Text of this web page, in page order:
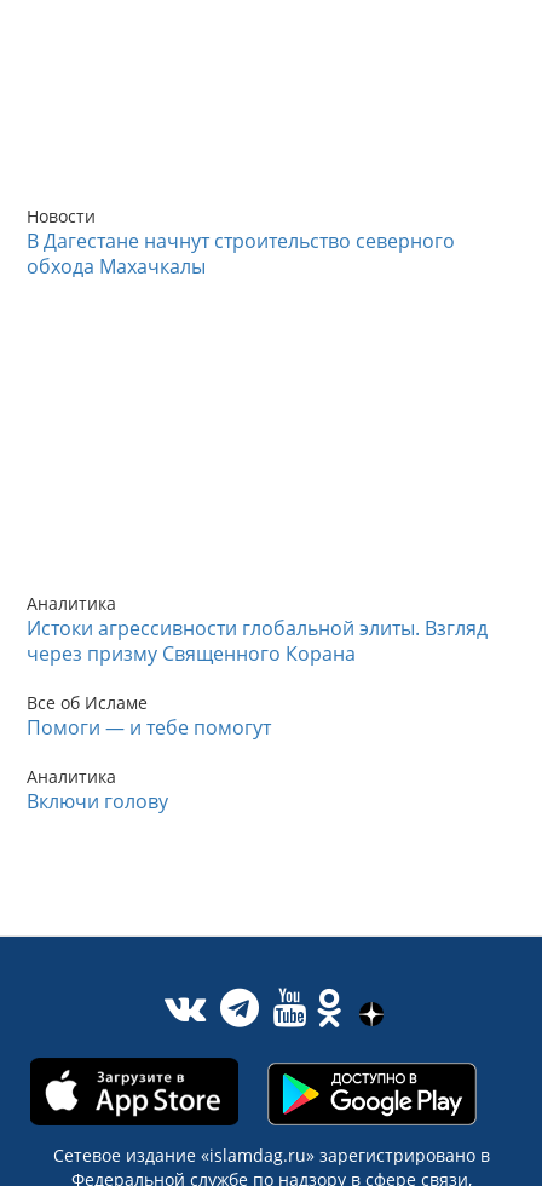
Новости
В Дагестане начнут строительство северного
обхода Махачкалы
Аналитика
Истоки агрессивности глобальной элиты. Взгляд
через призму Священного Корана
Все об Исламе
Помоги — и тебе помогут
Аналитика
Включи голову
Сетевое издание «islamdag.ru» зарегистрировано в
Федеральной службе по надзору в сфере связи,